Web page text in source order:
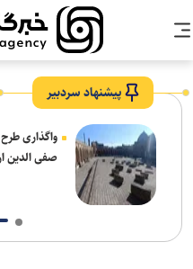
پیشنهاد سردبیر
واگذاری
صفی الدین